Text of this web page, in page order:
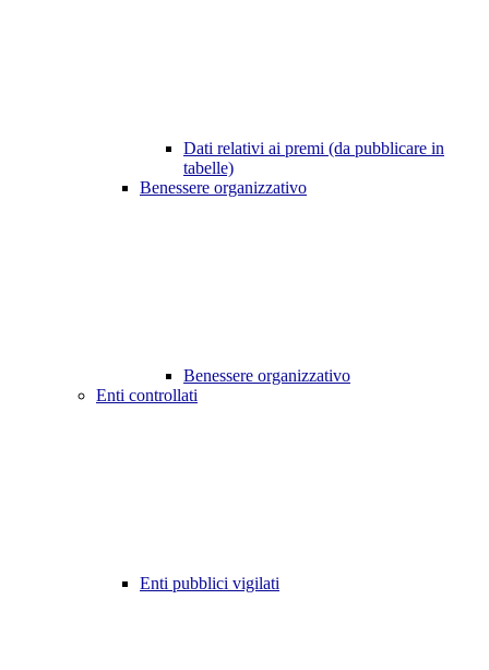
Dati relativi ai premi (da pubblicare in
tabelle)
Benessere organizzativo
Benessere organizzativo
Enti controllati
Enti pubblici vigilati